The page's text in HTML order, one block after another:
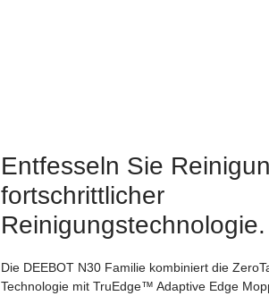
Entfesseln Sie
fortschrittlicher
Reinigungstechnologie.
Die DEEBOT N30 Familie kombiniert die
Technologie mit TruEdge™ Adaptive Edge